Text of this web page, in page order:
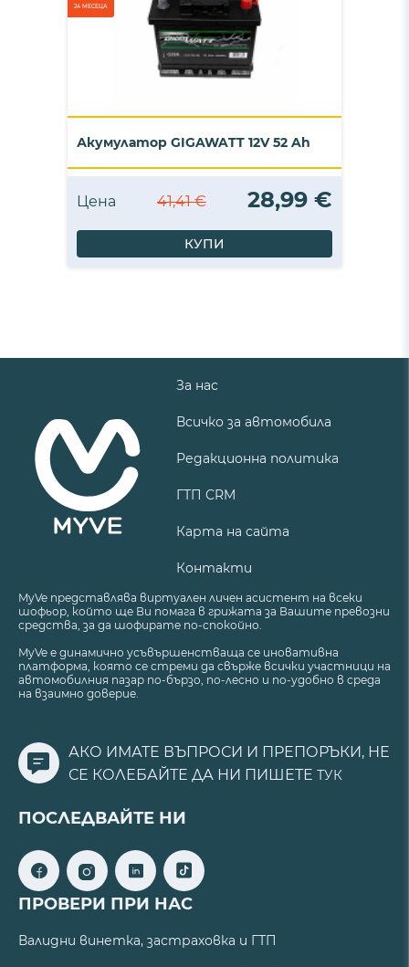
24 МЕСЕЦА
Акумулатор GIGAWATT 12V 52 Ah
Цена 41,41 € 28,99 €
КУПИ
За нас
Всичко за автомобила
Редакционна политика
ГТП CRM
Карта на сайта
Контакти
MyVe представлява виртуален личен асистент на всеки
шофьор, който ще Ви помага в грижата за Вашите превозни
средства, за да шофирате по-спокойно.
MyVe е динамично усъвършенстваща се иновативна
платформа, която се стреми да свърже всички участници на
автомобилния пазар по-бързо, по-лесно и по-удобно в среда
на взаимно доверие.
АКО ИМАТЕ ВЪПРОСИ И ПРЕПОРЪКИ, НЕ
СЕ КОЛЕБАЙТЕ ДА НИ ПИШЕТЕ ТУК
ПОСЛЕДВАЙТЕ НИ
ПРОВЕРИ ПРИ НАС
Валидни винетка, застраховка и ГТП